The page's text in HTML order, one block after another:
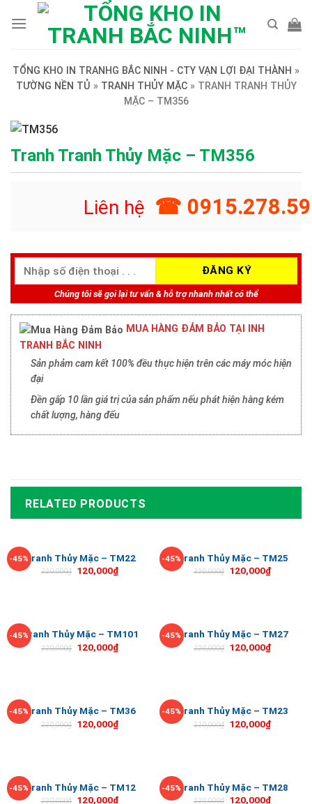
TỔNG KHO IN TRANHG BẮC NINH - CTY VẠN LỢI ĐẠI THÀNH »
TƯỜNG NỀN TỦ » TRANH THỦY MẶC» TRANH TRANH THỦY
MẶC – TM356
Tranh Tranh Thủy Mặc – TM356
Liên hệ ☎
Chúng tôi sẽ gọi lại tư vấn & hỗ trợ nhanh nhất có thể
MUA HÀNG ĐẢM BẢO TẠI INH
TRANH BẮC NINH
Sản phảm cam kết 100% đều thực hiện trên các máy móc hiện
đại
Đền gấp 10 lần giá trị của sản phẩm nếu phát hiện hàng kém
chất lượng, hàng đểu
RELATED PRODUCTS
-45%Tranh Thủy Mặc – TM22
220,000₫ 120,000₫
-45%Tranh Thủy Mặc – TM25
220,000₫ 120,000₫
-45%Tranh Thủy Mặc – TM101
220,000₫ 120,000₫
-45%Tranh Thủy Mặc – TM27
220,000₫ 120,000₫
-45%Tranh Thủy Mặc – TM36
220,000₫ 120,000₫
-45%Tranh Thủy Mặc – TM23
220,000₫ 120,000₫
-45%Tranh Thủy Mặc – TM12
220,000₫ 120,000₫
-45%Tranh Thủy Mặc – TM28
220,000₫ 120,000₫